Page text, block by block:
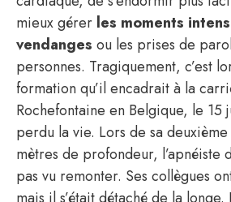
mieux gérer les moments
vendanges ou les prises de
personnes. Tragiquement, c’est
formation qu’il encadrait à la
Rochefontaine en Belgique, le 15
perdu la vie. Lors de sa
mètres de profondeur, l’apnéiste
pas vu remonter. Ses collègues